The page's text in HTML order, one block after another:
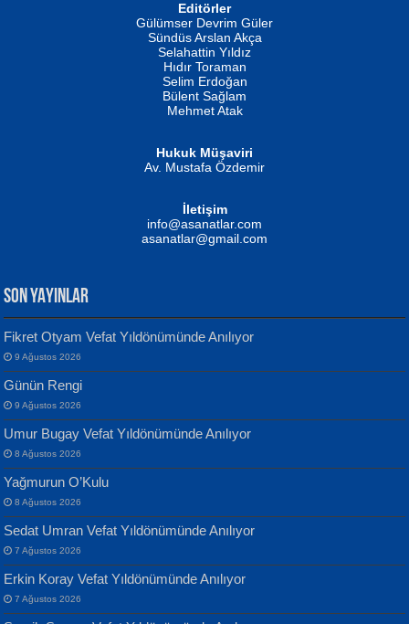
İSMAİL OKUTAN
Erkeklerin Kahrolması Ne Demektir
MUSTAFA KELOĞLU
Yarına İz Bırakmak...
ATİLLA ÖZEN
Sultan Olmadan Önce Eyüp...
Evvel Zaman Tanrıçası...
Yılmaz Ekinci
Geceye Söylenen...
Banu Sancak
Defterimden İçeri...
Editörler
Gülümser Devrim Güler
Sündüs Arslan Akça
Selahattin Yıldız
Hıdır Toraman
Selim Erdoğan
Bülent Sağlam
Mehmet Atak
Hukuk Müşaviri
Av. Mustafa Özdemir
İletişim
info@asanatlar.com
asanatlar@gmail.com
SON YAYINLAR
Fikret Otyam Vefat Yıldönümünde Anılıyor
9 Ağustos 2026
Günün Rengi
9 Ağustos 2026
Umur Bugay Vefat Yıldönümünde Anılıyor
8 Ağustos 2026
Yağmurun O’Kulu
8 Ağustos 2026
Sedat Umran Vefat Yıldönümünde Anılıyor
7 Ağustos 2026
Erkin Koray Vefat Yıldönümünde Anılıyor
7 Ağustos 2026